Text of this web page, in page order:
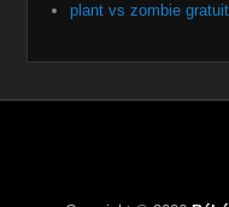
plant vs zombie gratuit